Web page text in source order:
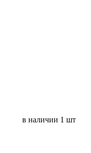
в наличии 1 шт